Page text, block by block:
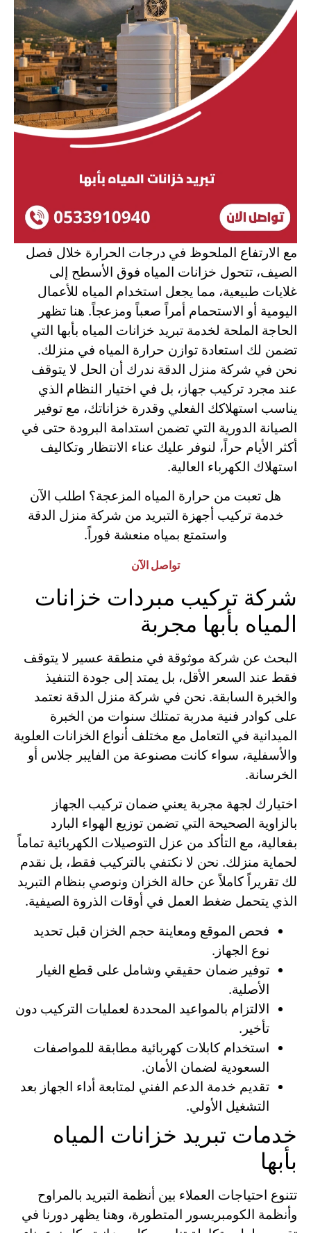
مع الارتفاع الملحوظ في درجات الحرارة خلال فصل
الصيف، تتحول خزانات المياه فوق الأسطح إلى
غلايات طبيعية، مما يجعل استخدام المياه للأعمال
اليومية أو الاستحمام أمراً صعباً ومزعجاً. هنا تظهر
الحاجة الملحة لخدمة تبريد خزانات المياه بأبها التي
تضمن لك استعادة توازن حرارة المياه في منزلك.
نحن في شركة منزل الدقة ندرك أن الحل لا يتوقف
عند مجرد تركيب جهاز، بل في اختيار النظام الذي
يناسب استهلاكك الفعلي وقدرة خزاناتك، مع توفير
الصيانة الدورية التي تضمن استدامة البرودة حتى في
أكثر الأيام حراً، لنوفر عليك عناء الانتظار وتكاليف
استهلاك الكهرباء العالية.
هل تعبت من حرارة المياه المزعجة؟ اطلب الآن
خدمة تركيب أجهزة التبريد من شركة منزل الدقة
واستمتع بمياه منعشة فوراً.
تواصل الآن
شركة تركيب مبردات خزانات
المياه بأبها مجربة
البحث عن شركة موثوقة في منطقة عسير لا يتوقف
فقط عند السعر الأقل، بل يمتد إلى جودة التنفيذ
والخبرة السابقة. نحن في شركة منزل الدقة نعتمد
على كوادر فنية مدربة تمتلك سنوات من الخبرة
الميدانية في التعامل مع مختلف أنواع الخزانات العلوية
والأسفلية، سواء كانت مصنوعة من الفايبر جلاس أو
الخرسانة.
اختيارك لجهة مجربة يعني ضمان تركيب الجهاز
بالزاوية الصحيحة التي تضمن توزيع الهواء البارد
بفعالية، مع التأكد من عزل التوصيلات الكهربائية تماماً
لحماية منزلك. نحن لا نكتفي بالتركيب فقط، بل نقدم
لك تقريراً كاملاً عن حالة الخزان ونوصي بنظام التبريد
الذي يتحمل ضغط العمل في أوقات الذروة الصيفية.
فحص الموقع ومعاينة حجم الخزان قبل تحديد
نوع الجهاز.
توفير ضمان حقيقي وشامل على قطع الغيار
الأصلية.
الالتزام بالمواعيد المحددة لعمليات التركيب دون
تأخير.
استخدام كابلات كهربائية مطابقة للمواصفات
السعودية لضمان الأمان.
تقديم خدمة الدعم الفني لمتابعة أداء الجهاز بعد
التشغيل الأولي.
خدمات تبريد خزانات المياه
بأبها
تتنوع احتياجات العملاء بين أنظمة التبريد بالمراوح
وأنظمة الكومبريسور المتطورة، وهنا يظهر دورنا في